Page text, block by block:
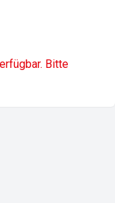
Bitte